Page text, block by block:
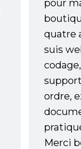
pour
quatre
suis
ordre,
Merci